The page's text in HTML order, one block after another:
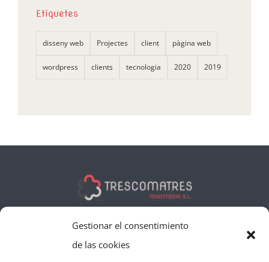
Gestionar el consentimiento
de las cookies
Etiquetes
disseny web Projectes client pàgina web
wordpress clients tecnologia 2020 2019
C/ Marquès de Tamarit, 23